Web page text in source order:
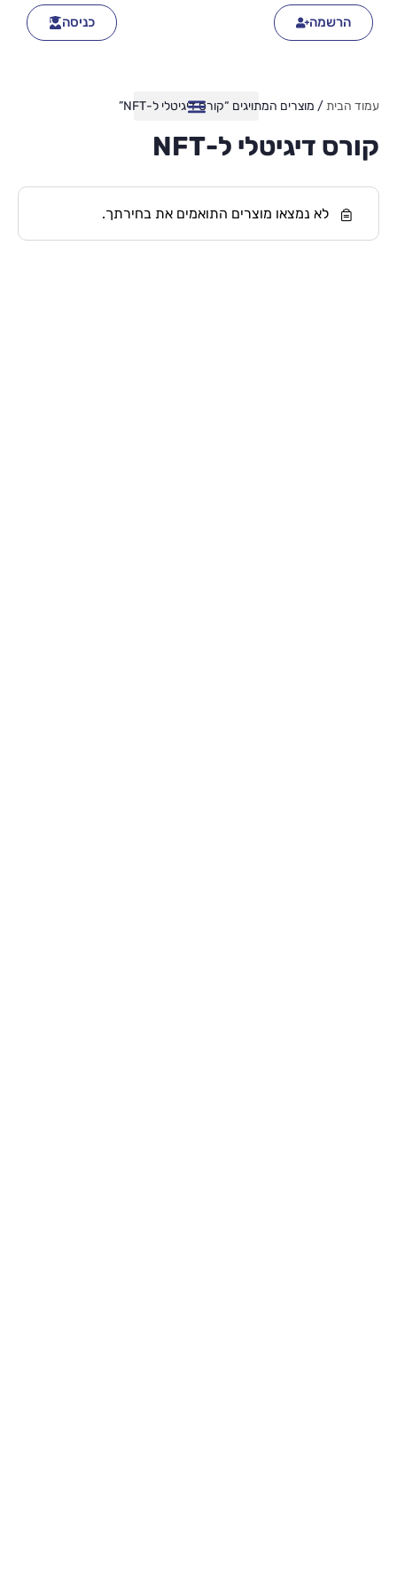
הרשמה כניסה
עמוד הבית/ מוצרים המתויגים “קורס דיגיטלי ל-NFT”
קורס דיגיטלי ל-NFT
לא נמצאו מוצרים התואמים את בחירתך.